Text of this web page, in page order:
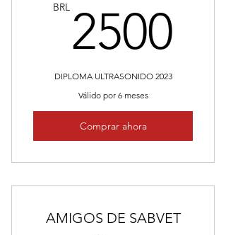
BRL 2500
DIPLOMA ULTRASONIDO 2023
Válido por 6 meses
Comprar ahora
AMIGOS DE SABVET